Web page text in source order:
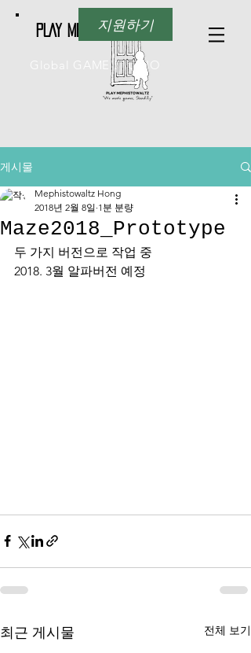
PLAY Mephistowaltz
Global GAME STUDIO
지원하기
게시물
Maze2018_Prototype
Mephistowaltz Hong
2018년 2월 8일 1분 분량
두 가지 버전으로 작업 중
2018. 3월 알파버전 예정
최근 게시물 전체 보기